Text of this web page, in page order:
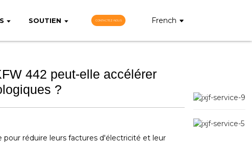
SOUTIEN CONTACTEZ-NOUS French
442 peut-elle accélérer
?
pour réduire leurs factures d'électricité et leur